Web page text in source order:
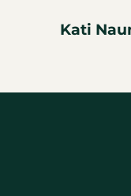
Kati